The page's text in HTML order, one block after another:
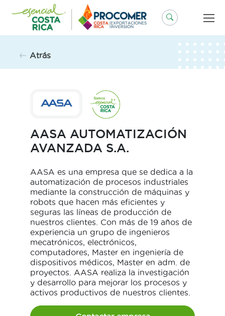
contenido
Atrás
AASA AUTOMATIZACIÓN
AVANZADA S.A.
AASA es una empresa que se dedica a la
automatización de procesos industriales
mediante la construcción de máquinas y
robots que hacen más eficientes y
seguras las líneas de producción de
nuestros clientes. Con más de 19 años de
experiencia un grupo de ingenieros
mecatrónicos, electrónicos,
computadores, Master en ingeniería de
dispositivos médicos, Master en adm. de
proyectos. AASA realiza la investigación
y desarrollo para mejorar los procesos y
activos productivos de nuestros clientes.